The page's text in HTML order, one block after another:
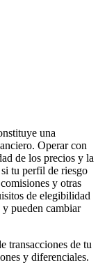
una
Operar con
de los precios y la
tu perfil de riesgo
y otras
de elegibilidad
y pueden cambiar
transacciones de tu
y diferenciales.